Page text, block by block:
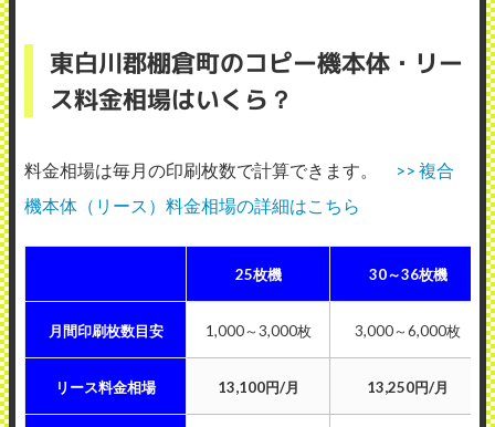
東白川郡棚倉町のコピー機本体・リー
ス料金相場はいくら？
料金相場は毎月の印刷枚数で計算できます。
>> 複合
機本体（リース）料金相場の詳細はこちら
25枚機 30～36枚機
月間印刷枚数目安 1,000～3,000枚 3,000～6,000枚
リース料金相場 13,100円/月 13,250円/月